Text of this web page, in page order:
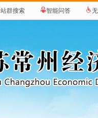
站群搜索 智能问答